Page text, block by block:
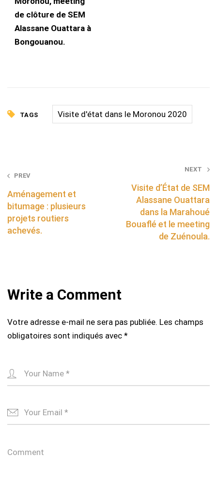
de clôture de SEM
Alassane Ouattara à
Bongouanou.
TAGS Visite d'état dans le Moronou 2020
Post
PREV
Aménagement et
bitumage : plusieurs
projets routiers
achevés.
NEXT
Visite d’État de SEM
Alassane Ouattara
dans la Marahoué
Bouaflé et le meeting
de Zuénoula.
Write a Comment
Votre adresse e-mail ne sera pas publiée. Les champs
obligatoires sont indiqués avec *